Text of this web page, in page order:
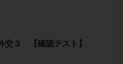
交３ 【確認テスト】